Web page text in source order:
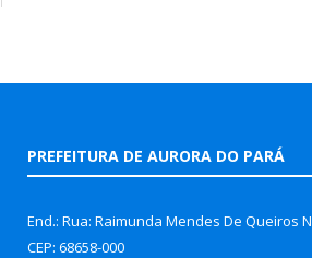
PREFEITURA DE AURORA DO PARÁ
End.: Rua: Raimunda Mendes De Queiros
CEP: 68658-000